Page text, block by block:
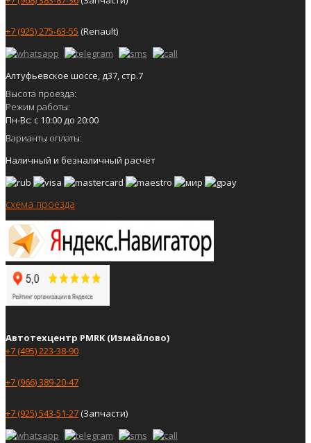
+7 (925) 275-63-55 (Renault)
Алтуфьевское шоссе, д37, стр.7
Высота проезда:
Режим работы:
Пн-Вс: с 10:00 до 20:00
Варианты оплаты:
Наличный и безналичный расчёт
схема проезда
Автотехцентр PMRK (Измайлово)
+7 (495) 223-38-90
+7 (966) 389-20-47
+7 (925) 543-51-27(Запчасти)